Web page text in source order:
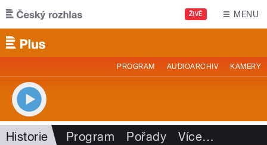
Přejít k hlavnímu obsahu
ŽIVĚ MENU
PROGRAM AUDIOARCHIV KAMERY
Historie Program Pořady Více…